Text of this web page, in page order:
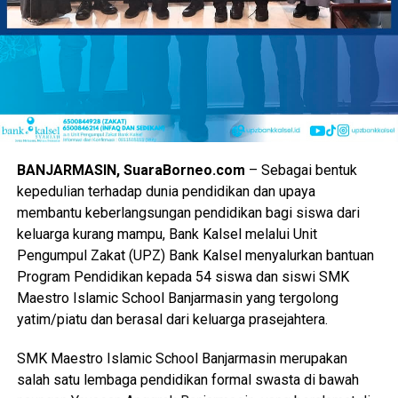
Produk halal khas daerah bakal dipajang untuk memicu
perputaran uang dan membuka jalan kerja sama dagang.
Selain itu, pemerintah provinsi mengharapkan perputaran
modal di area pameran kali ini mampu melampaui capaian
tahun sebelumnya.
“Nilai transaksi dipacu agar pendapatan para pedagang
kecil meningkat drastis selama kegiatan berlangsung,”
pungkasnya.
Tamu undangan dari jajaran kementerian hingga perwakilan
dewan pusat juga dijadwalkan hadir memeriahkan suasana.
Partisipasi dari berbagai pihak luar daerah diharapkan
makin memperkuat jejaring kemitraan Kalimantan Selatan.
Keterbukaan informasi ini memastikan seluruh capaian
kinerja Gubernur benar-benar dapat dipantau dan dirasakan
BANJARMASIN, SuaraBorneo.com – Sebagai bentuk
kepedulian terhadap dunia pendidikan dan upaya
membantu keberlangsungan pendidikan bagi siswa dari
keluarga kurang mampu, Bank Kalsel melalui Unit
Pengumpul Zakat (UPZ) Bank Kalsel menyalurkan bantuan
Program Pendidikan kepada 54 siswa dan siswi SMK
Maestro Islamic School Banjarmasin yang tergolong
yatim/piatu dan berasal dari keluarga prasejahtera.
SMK Maestro Islamic School Banjarmasin merupakan
salah satu lembaga pendidikan formal swasta di bawah